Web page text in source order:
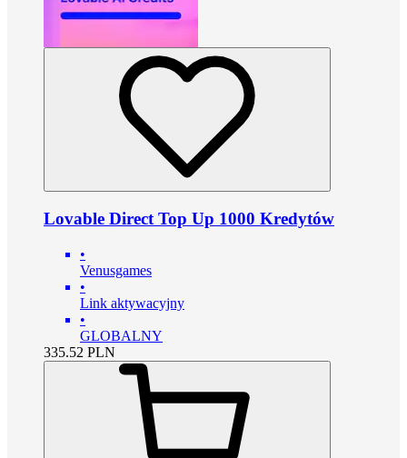
Lovable Direct Top Up 1000 Kredytów
•
Venusgames
•
Link aktywacyjny
•
GLOBALNY
335.52 PLN